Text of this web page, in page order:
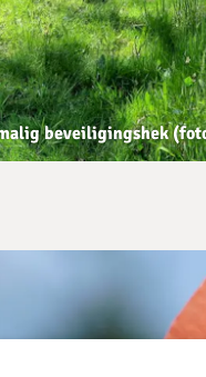
beveiligingshek